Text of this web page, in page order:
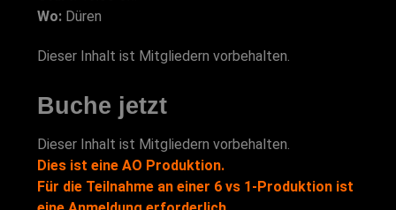
Wo: Düren
Dieser Inhalt ist Mitgliedern vorbehalten.
Buche jetzt
Dieser Inhalt ist Mitgliedern vorbehalten.
Dies ist eine AO Produktion.
Für die Teilnahme an einer 6 vs 1-Produktion ist